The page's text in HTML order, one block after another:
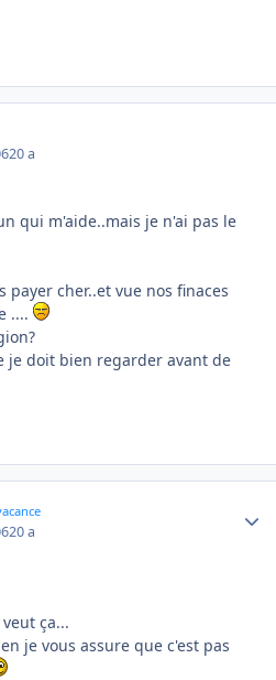
20 a
qui m'aide..mais je n'ai pas le
payer cher..et vue nos finaces
....
je doit bien regarder avant de
20 a
ça...
je vous assure que c'est pas